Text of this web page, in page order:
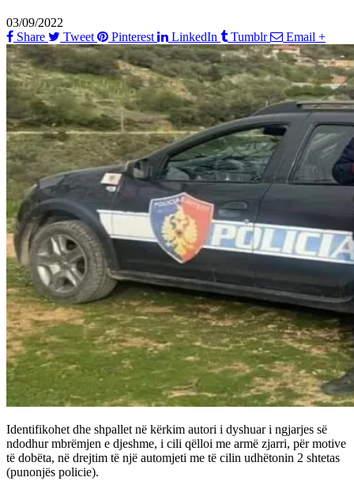
03/09/2022
Share
Tweet Pinterest LinkedIn Tumblr Email +
Identifikohet dhe shpallet në kërkim autori i dyshuar i ngjarjes së
ndodhur mbrëmjen e djeshme, i cili qëlloi me armë zjarri, për motive
të dobëta, në drejtim të një automjeti me të cilin udhëtonin 2 shtetas
(punonjës policie).